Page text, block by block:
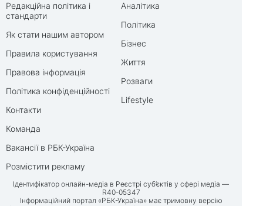
Редакційна політика і
стандарти
Як стати нашим автором
Правила користування
Правова інформація
Політика конфіденційності
Контакти
Команда
Вакансії в РБК-Україна
Розмістити рекламу
Аналітика
Політика
Бізнес
Життя
Розваги
Lifestyle
Ідентифікатор онлайн-медіа в Реєстрі суб’єктів у сфері медіа —
R40-05347
Інформаційний портал «РБК-Україна» має тримовну версію